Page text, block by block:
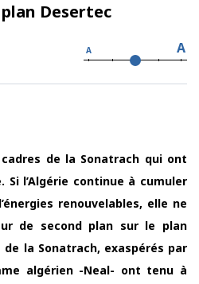
plan Desertec
A A
de la Sonatrach qui ont
Si l’Algérie continue à cumuler
renouvelables, elle ne
de second plan sur le plan
la Sonatrach, exaspérés par
algérien -Neal- ont tenu à